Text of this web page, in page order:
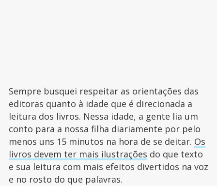
Sempre busquei respeitar as orientações das
editoras quanto à idade que é direcionada a
leitura dos livros. Nessa idade, a gente lia um
conto para a nossa filha diariamente por pelo
menos uns 15 minutos na hora de se deitar. Os
livros devem ter mais ilustrações do que texto
e sua leitura com mais efeitos divertidos na voz
e no rosto do que palavras.